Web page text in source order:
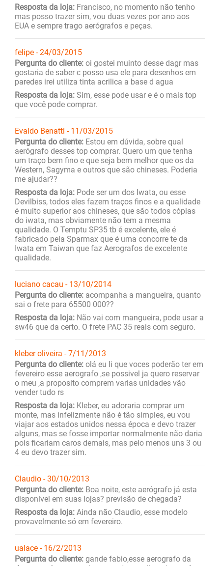
Resposta da loja: Francisco, no momento não tenho
mas posso trazer sim, vou duas vezes por ano aos
EUA e sempre trago aerógrafos e peças.
felipe - 24/03/2015
Pergunta do cliente: oi gostei muinto desse dagr mas
gostaria de saber c posso usa ele para desenhos em
paredes irei utiliza tinta acrilica a base d agua
Resposta da loja: Sim, esse pode usar e é o mais top
que você pode comprar.
Evaldo Benatti - 11/03/2015
Pergunta do cliente: Estou em dúvida, sobre qual
aerógrafo desses top comprar. Quero um que tenha
um traço bem fino e que seja bem melhor que os da
Western, Sagyma e outros que são chineses. Poderia
me ajudar??
Resposta da loja: Pode ser um dos Iwata, ou esse
Devilbiss, todos eles fazem traços finos e a qualidade
é muito superior aos chineses, que são todos cópias
do iwata, mas obviamente não tem a mesma
qualidade. O Temptu SP35 tb é excelente, ele é
fabricado pela Sparmax que é uma concorre te da
Iwata em Taiwan que faz Aerografos de excelente
qualidade.
luciano cacau - 13/10/2014
Pergunta do cliente: acompanha a mangueira, quanto
sai o frete para 65500 000??
Resposta da loja: Não vai com mangueira, pode usar a
sw46 que da certo. O frete PAC 35 reais com seguro.
kleber oliveira - 7/11/2013
Pergunta do cliente: olá eu li que voces poderão ter em
fevereiro esse aerografo ,se possivel ja quero reservar
o meu ,a proposito comprem varias unidades vão
vender tudo rs
Resposta da loja: Kleber, eu adoraria comprar um
monte, mas infelizmente não é tão simples, eu vou
viajar aos estados unidos nessa época e devo trazer
alguns, mas se fosse importar normalmente não daria
pois ficariam caros demais, mas pelo menos uns 3 ou
4 eu devo trazer sim.
Claudio - 30/10/2013
Pergunta do cliente: Boa noite, este aerógrafo já esta
disponível em suas lojas? previsão de chegada?
Resposta da loja: Ainda não Claudio, esse modelo
provavelmente só em fevereiro.
ualace - 16/2/2013
Pergunta do cliente: gande fabio,esse aerografo da